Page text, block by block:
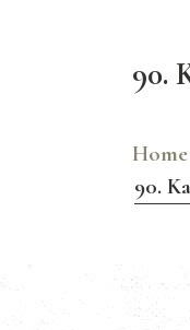
90.
Home
90.